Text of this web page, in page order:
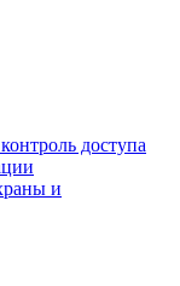
доступа
и